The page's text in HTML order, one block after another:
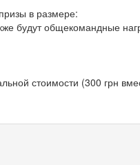
в размере:
общекомандные
стоимости (300 грн